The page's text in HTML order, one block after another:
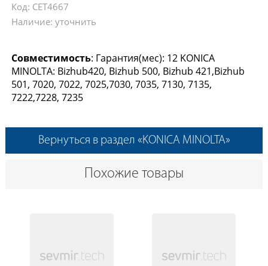
Код: CET4667
Наличие: уточнить
Совместимость: Гарантия(мес): 12 KONICA
MINOLTA: Bizhub420, Bizhub 500, Bizhub 421,Bizhub
501, 7020, 7022, 7025,7030, 7035, 7130, 7135,
7222,7228, 7235
Вернуться в раздел «KONICA MINOLTA»
Похожие товары